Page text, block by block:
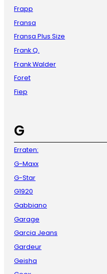
Frapp
Fransa
Fransa Plus Size
Frank Q.
Frank Walder
Foret
Fiep
G
Erraten:
G-Maxx
G-Star
G1920
Gabbiano
Garage
Garcia Jeans
Gardeur
Geisha